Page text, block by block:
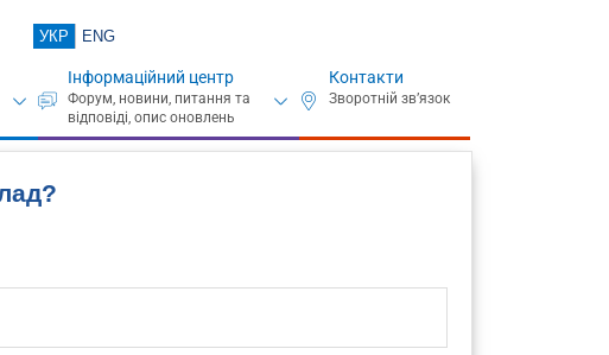
УКР ENG
Інформаційний центр Контакти